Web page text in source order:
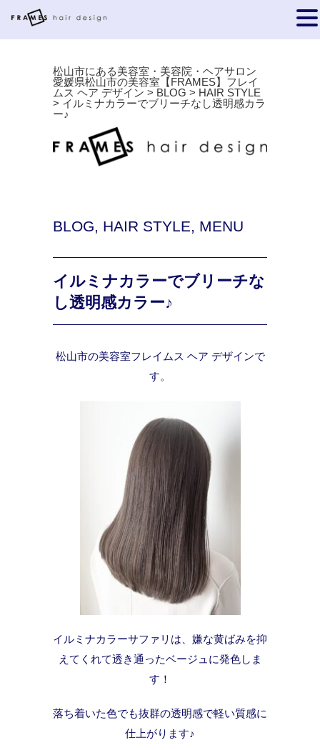
松山市にある美容室・美容院・ヘアサロン
愛媛県松山市の美容室【FRAMES】フレイ
ムス ヘア デザイン > BLOG > HAIR STYLE
> イルミナカラーでブリーチなし透明感カラ
ー♪
BLOG, HAIR STYLE, MENU
イルミナカラーでブリーチな
し透明感カラー♪
松山市の美容室フレイムス ヘア デザインで
す。
イルミナカラーサファリは、嫌な黄ばみを抑
えてくれて透き通ったベージュに発色しま
す！
落ち着いた色でも抜群の透明感で軽い質感に
仕上がります♪